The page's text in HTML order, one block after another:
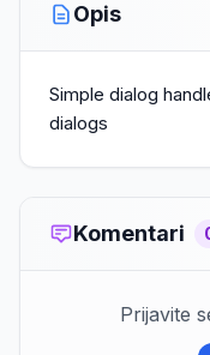
Opis
Simple dialog
dialogs
Komentari
Prijavite